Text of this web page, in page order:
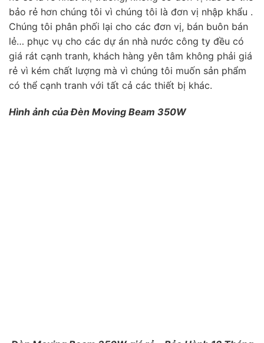
bảo rẻ hơn chúng tôi vì chúng tôi là đơn vị nhập khẩu .
Chúng tôi phân phối lại cho các đơn vị, bán buôn bán
lẻ… phục vụ cho các dự án nhà nước công ty đều có
giá rát cạnh tranh, khách hàng yên tâm không phải giá
rẻ vì kém chất lượng mà vì chúng tôi muốn sản phẩm
có thể cạnh tranh với tất cả các thiết bị khác.
Hình ảnh của Đèn Moving Beam 350W